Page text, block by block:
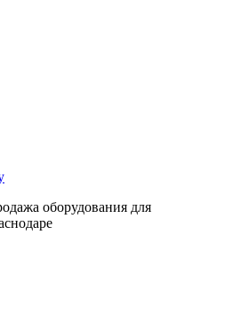
оборудования для